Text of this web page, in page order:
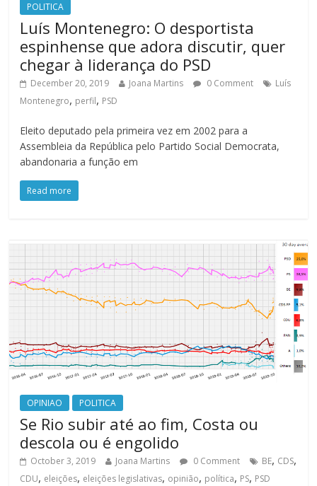
POLITICA
Luís Montenegro: O desportista
espinhense que adora discutir, quer
chegar à liderança do PSD
December 20, 2019 Joana Martins 0 Comment
Luís
Montenegro, perfil, PSD
Eleito deputado pela primeira vez em 2002 para a
Assembleia da República pelo Partido Social Democrata,
abandonaria a função em
Read more
OPINIAO POLITICA
Se Rio subir até ao fim, Costa ou
descola ou é engolido
October 3, 2019 Joana Martins 0 Comment BE, CDS,
CDU, eleições, eleições legislativas, opinião, política, PS, PSD